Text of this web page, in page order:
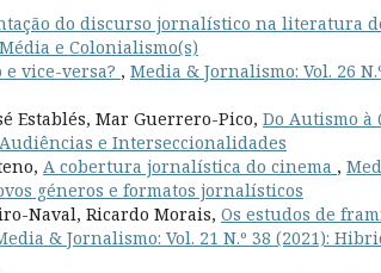
do discurso jornalístico na literatura
e Colonialismo(s)
e vice-versa? , Media & Jornalismo: Vol. 26
Establés, Mar Guerrero-Pico, Do Autismo à
Audiências e Interseccionalidades
A cobertura jornalística do cinema ,
géneros e formatos jornalísticos
Naval, Ricardo Morais, Os estudos de
& Jornalismo: Vol. 21 N.º 38 (2021):